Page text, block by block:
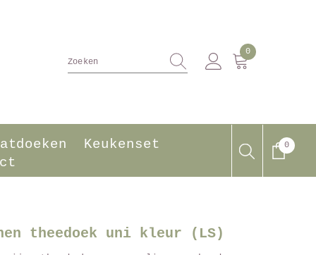
0
0
Keukenset
00
theedoek uni kleur (LS)